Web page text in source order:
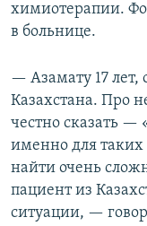
химиотерапии.
в больнице.
— Азамату 17 лет,
Казахстана. Про
честно сказать —
именно для
найти очень
пациент из
ситуации, —